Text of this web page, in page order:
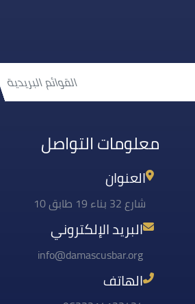
معلومات التواصل
العنوان
شارع 32 بناء 19 طابق 10
البريد الإلكتروني
info@damascusbar.org
الهاتف